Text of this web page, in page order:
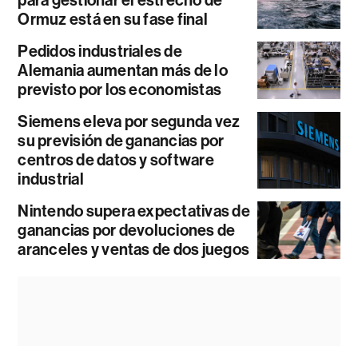
Ormuz está en su fase final
Pedidos industriales de
Alemania aumentan más de lo
previsto por los economistas
Siemens eleva por segunda vez
su previsión de ganancias por
centros de datos y software
industrial
Nintendo supera expectativas de
ganancias por devoluciones de
aranceles y ventas de dos juegos